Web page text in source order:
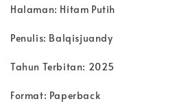
Halaman: Hitam Putih
Penulis: Balqisjuandy
Tahun Terbitan: 2025
Format: Paperback